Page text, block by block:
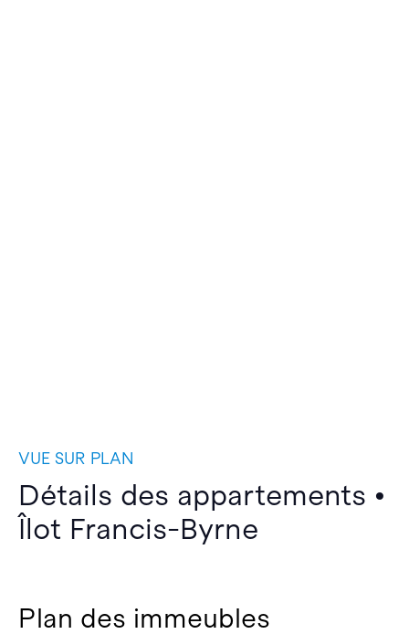
VUE SUR PLAN
Détails des appartements •
Îlot Francis-Byrne
Plan des immeubles